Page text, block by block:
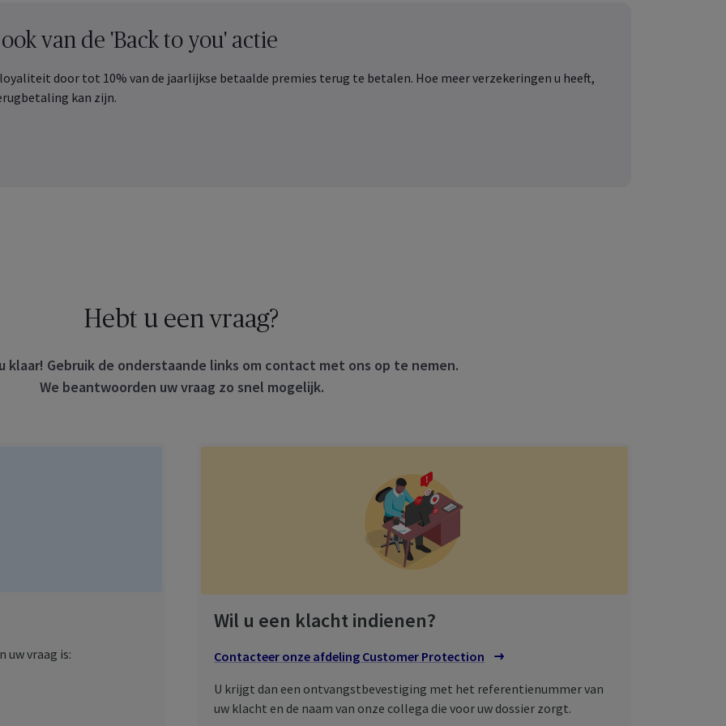
de groepsverzekeringen
uw medewerkers
uw collectieve
van de 'Back to you' actie
door tot 10% van de jaarlijkse betaalde premies terug te betalen. Hoe meer verzekeringen u heeft,
kan zijn.
Hebt u een vraag?
klaar! Gebruik de onderstaande links om contact met ons op te nemen.
We beantwoorden uw vraag zo snel mogelijk.
uw vraag is:
Wil u een klacht indienen?
Contacteer onze afdeling Customer Protection
U krijgt dan een ontvangstbevestiging met het referentienummer van
uw klacht en de naam van onze collega die voor uw dossier zorgt.